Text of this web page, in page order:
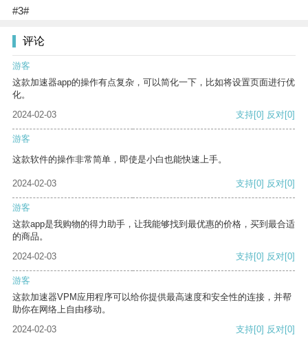
#3#
评论
游客
这款加速器app的操作有点复杂，可以简化一下，比如将设置页面进行优
化。
2024-02-03
支持[0] 反对[0]
游客
这款软件的操作非常简单，即使是小白也能快速上手。
2024-02-03 支持[0] 反对[0]
游客
这款app是我购物的得力助手，让我能够找到最优惠的价格，买到最合适
的商品。
2024-02-03
支持[0] 反对[0]
游客
这款加速器VPM应用程序可以给你提供最高速度和安全性的连接，并帮
助你在网络上自由移动。
2024-02-03
支持[0] 反对[0]